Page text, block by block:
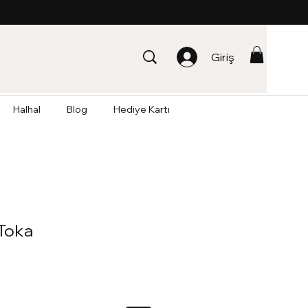
Giriş
Halhal Blog Hediye Kartı